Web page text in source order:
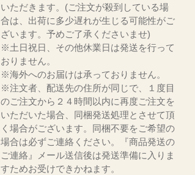
いただきます。(ご注文が殺到している場
合は、出荷に多少遅れが生じる可能性がご
ざいます。予めご了承くださいませ)
※土日祝日、その他休業日は発送を行って
おりません。
※海外へのお届けは承っておりません。
※注文者、配送先の住所が同じで、１度目
のご注文から２４時間以内に再度ご注文を
いただいた場合、同梱発送処理とさせて頂
く場合がございます。同梱不要をご希望の
場合は必ずご連絡ください。『商品発送の
ご連絡』メール送信後は発送準備に入りま
すためお受けできかねます。